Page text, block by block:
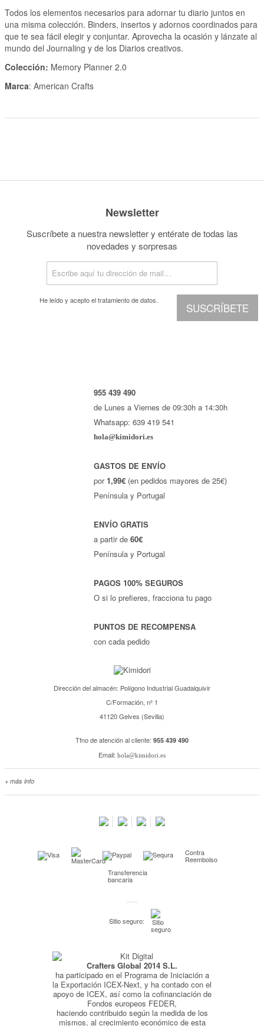
Todos los elementos necesarios para adornar tu diario juntos en
una misma colección. Binders, insertos y adornos coordinados para
que te sea fácil elegir y conjuntar. Aprovecha la ocasión y lánzate al
mundo del Journaling y de los Diarios creativos.
Colección: Memory Planner 2.0
Marca: American Crafts
Newsletter
Suscríbete a nuestra newsletter y entérate de todas las
novedades y sorpresas
SUSCRÍBETE
He leído y acepto eltratamiento de datos.
955 439 490
de Lunes a Viernes de 09:30h a 14:30h
Whatsapp: 639 419 541
hola@kimidori.es
GASTOS DE ENVÍO
por 1,99€ (en pedidos mayores de 25€)
Península y Portugal
ENVÍO GRATIS
a partir de60€
Península y Portugal
PAGOS 100% SEGUROS
O si lo prefieres, fracciona tu pago
PUNTOS DE RECOMPENSA
con cada pedido
Dirección del almacén: Polígono Industrial Guadalquivir
C/Formación, nº 1
41120 Gelves (Sevilla)
Tfno de atención al cliente: 955 439 490
Email: hola@kimidori.es
+ más info
Kimidori PRINT, nuestro servicio de impresión de fotos
Pago seguro y financiación
Condiciones generales de Compra
Política de Privacidad
Contra
Reembolso
Transferencia
bancaria
Sitio seguro:
Crafters Global 2014 S.L.
ha participado en el Programa de Iniciación a
la Exportación ICEX-Next, y ha contado con el
apoyo de ICEX, así como la cofinanciación de
Fondos europeos FEDER,
haciendo contribuido según la medida de los
mismos, al crecimiento económico de esta